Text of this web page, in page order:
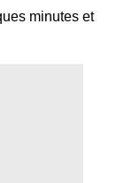
minutes et